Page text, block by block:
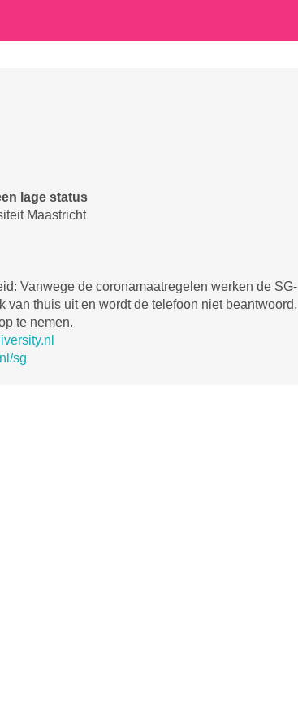
lage status
Maastricht
Vanwege de coronamaatregelen werken de SG-
van thuis uit en wordt de telefoon niet beantwoord.
te nemen.
sg